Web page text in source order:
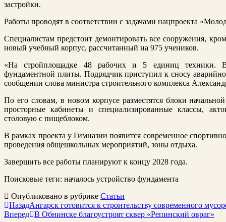
застройки.
Работы проводят в соответствии с задачами нацпроекта
Специалистам предстоит демонтировать все сооружения,
новый учебный корпус, рассчитанный на 975 учеников.
«На стройплощадке 48 рабочих и 5 единиц техники.
фундаментной плиты. Подрядчик приступил к сносу
сообщении слова министра строительного комплекса
По его словам, в новом корпусе разместятся блоки
просторные кабинеты и специализированные классы,
столовую с пищеблоком.
В рамках проекта у Гимназии появится современное
проведения общешкольных мероприятий, зоны отдыха.
Завершить все работы планируют к концу 2028 года.
Поисковые теги: началось устройство фундамента
Опубликовано в рубрике Статьи
НазадАнгарск готовится к строительству современного
Вперед В Обнинске благоустроят сквер «Репинский овраг»